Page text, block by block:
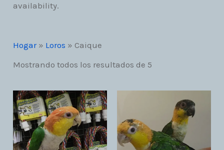
availability.
Hogar» Loros » Caique
Mostrando todos los resultados de 5